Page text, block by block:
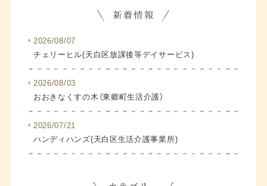
2026/08/07
チェリーヒル(天白区放課後等デイサービス)
2026/08/03
おおきなくすの木（東郷町生活介護）
2026/07/21
ハンディハンズ(天白区生活介護事業所)